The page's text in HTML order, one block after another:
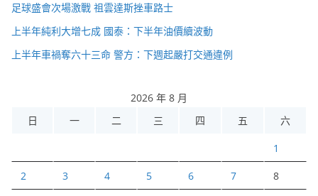
足球盛會次場激戰 祖雲達斯挫車路士
上半年純利大增七成 國泰：下半年油價續波動
上半年車禍奪六十三命 警方：下週起嚴打交通違例
2026 年 8 月
日
一 二 三 四 五 六
1
2 3 4 5 6 7 8